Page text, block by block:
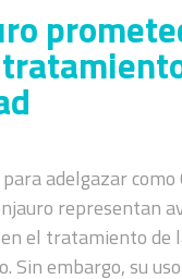
adelgazar como
representan
el tratamiento de
Sin embargo, su